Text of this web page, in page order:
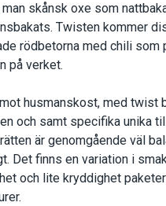
skånsk oxe som
Twisten kommer
rödbetorna med chili som
på verket.
husmanskost, med twist
och samt specifika unika
är genomgående väl
Det finns en variation i
och lite kryddighet